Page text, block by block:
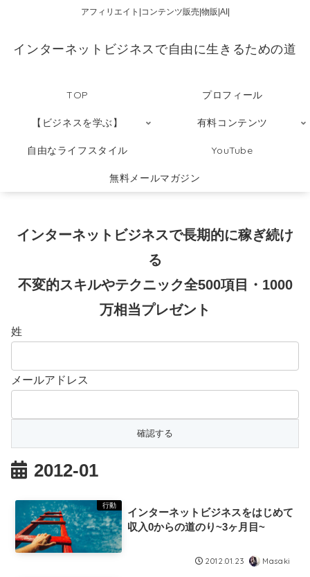
アフィリエイト|コンテンツ販売|物販|AI|
インターネットビジネスで自由に生きるための道
TOP プロフィール
【ビジネスを学ぶ】 有料コンテンツ
自由なライフスタイル YouTube
無料メールマガジン
インターネットビジネスで長期的に稼ぎ続け
る
不変的スキルやテクニック全500項目・1000
万相当プレゼント
姓
メールアドレス
2012-01
行動
インターネットビジネスをはじめて
収入0からの道のり~3ヶ月目~
2012.01.23 Masaki